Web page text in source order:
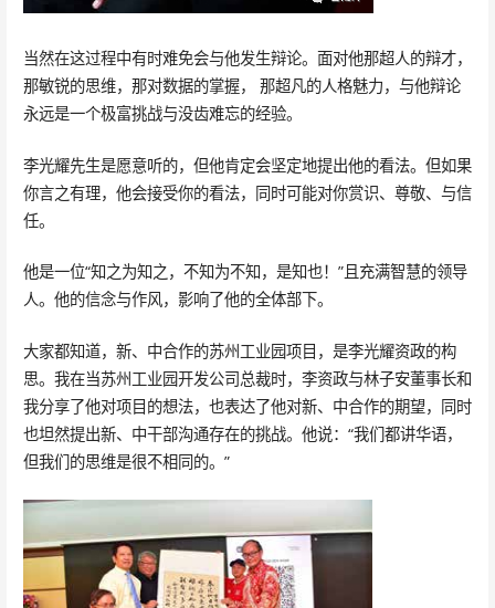
当然在这过程中有时难免会与他发生辩论。面对他那超人的辩才，
那敏锐的思维，那对数据的掌握， 那超凡的人格魅力，与他辩论
永远是一个极富挑战与没齿难忘的经验。
李光耀先生是愿意听的，但他肯定会坚定地提出他的看法。但如果
你言之有理，他会接受你的看法，同时可能对你赏识、尊敬、与信
任。
他是一位“知之为知之，不知为不知，是知也！”且充满智慧的领导
人。他的信念与作风，影响了他的全体部下。
大家都知道，新、中合作的苏州工业园项目，是李光耀资政的构
思。我在当苏州工业园开发公司总裁时，李资政与林子安董事长和
我分享了他对项目的想法，也表达了他对新、中合作的期望，同时
也坦然提出新、中干部沟通存在的挑战。他说：“我们都讲华语，
但我们的思维是很不相同的。”